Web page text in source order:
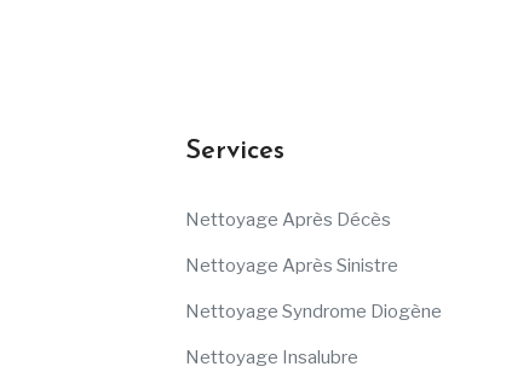
Services
Nettoyage Après Décès
Nettoyage Après Sinistre
Nettoyage Syndrome Diogène
Nettoyage Insalubre